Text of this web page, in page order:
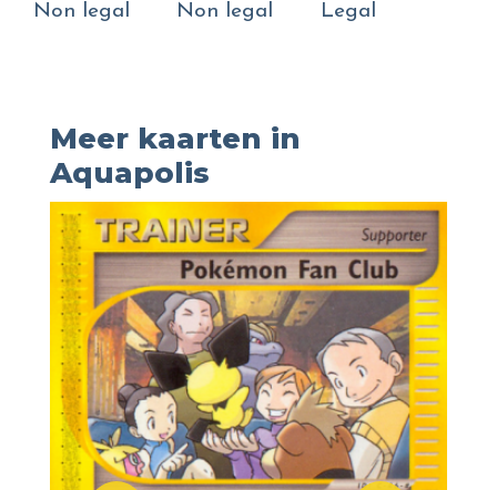
Non legal
Non legal
Legal
Meer kaarten in
Aquapolis